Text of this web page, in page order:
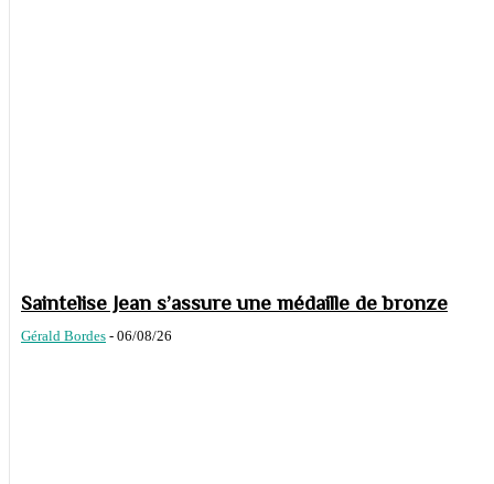
Saintelise Jean s’assure une médaille de bronze
Gérald Bordes - 06/08/26